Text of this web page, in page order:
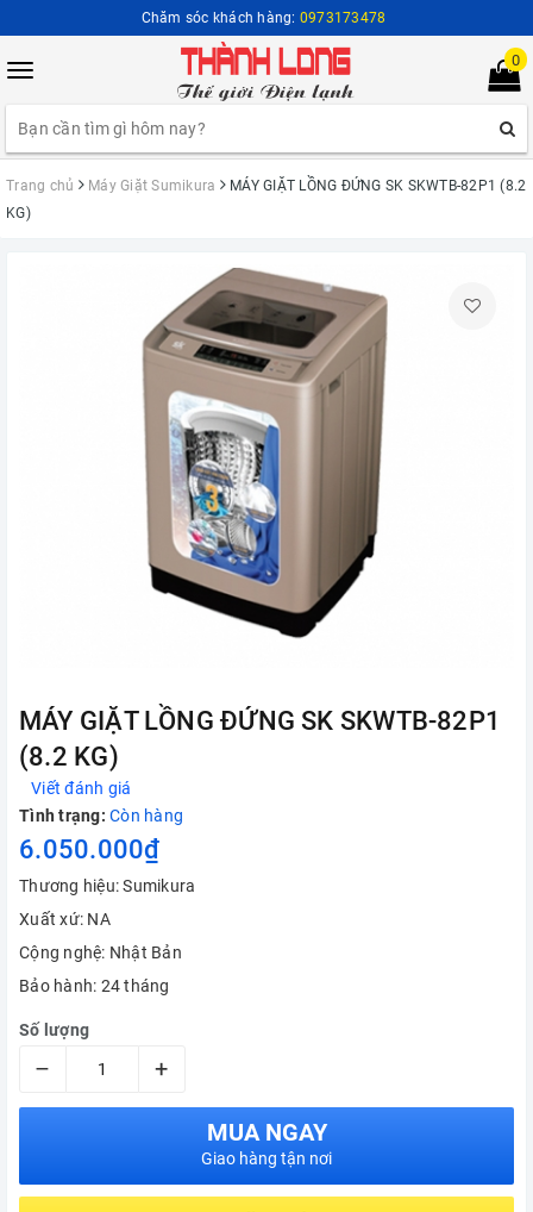
Chăm sóc khách hàng: 0973173478
Toggle
0
Trang chủ Máy Giặt Sumikura
MÁY GIẶT LỒNG ĐỨNG SK SKWTB-82P1 (8.2
KG)
MÁY GIẶT LỒNG ĐỨNG SK SKWTB-82P1
(8.2 KG)
Viết đánh giá
Tình trạng: Còn hàng
6.050.000₫
Thương hiệu: Sumikura
Xuất xứ: NA
Cộng nghệ: Nhật Bản
Bảo hành: 24 tháng
Số lượng
– +
MUA NGAY
Giao hàng tận nơi